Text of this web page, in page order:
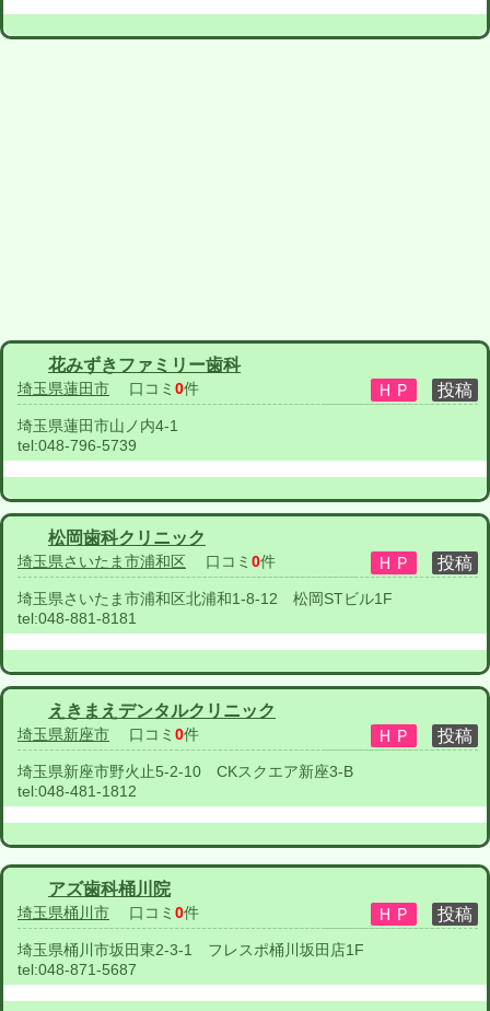
花みずきファミリー歯科
埼玉県蓮田市 口コミ 0件
埼玉県蓮田市山ノ内4-1
tel:048-796-5739
松岡歯科クリニック
埼玉県さいたま市浦和区 口コミ 0件
埼玉県さいたま市浦和区北浦和1-8-12 松岡STビル1F
tel:048-881-8181
えきまえデンタルクリニック
埼玉県新座市 口コミ 0件
埼玉県新座市野火止5-2-10 CKスクエア新座3-B
tel:048-481-1812
アズ歯科桶川院
埼玉県桶川市 口コミ 0件
埼玉県桶川市坂田東2-3-1 フレスポ桶川坂田店1F
tel:048-871-5687